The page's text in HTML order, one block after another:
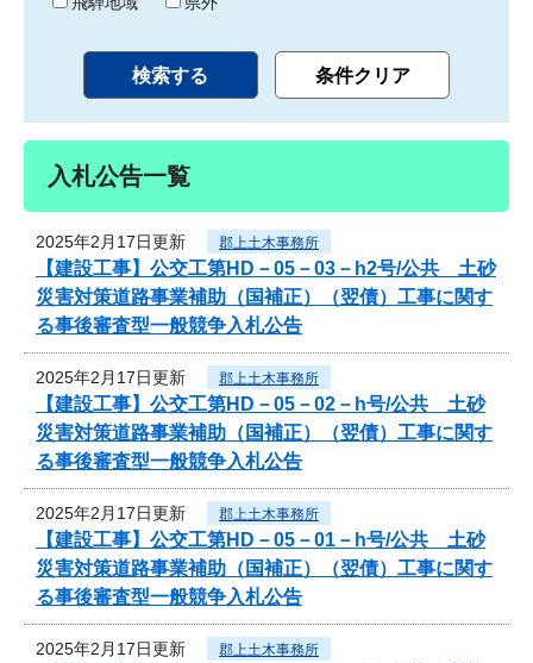
入札公告一覧
2025年2月17日更新 郡上土木事務所
【建設工事】公交工第HD－05－03－h2号/公共 土砂
災害対策道路事業補助（国補正）（翌債）工事に関す
る事後審査型一般競争入札公告
2025年2月17日更新 郡上土木事務所
【建設工事】公交工第HD－05－02－h号/公共 土砂
災害対策道路事業補助（国補正）（翌債）工事に関す
る事後審査型一般競争入札公告
2025年2月17日更新 郡上土木事務所
【建設工事】公交工第HD－05－01－h号/公共 土砂
災害対策道路事業補助（国補正）（翌債）工事に関す
る事後審査型一般競争入札公告
2025年2月17日更新 郡上土木事務所